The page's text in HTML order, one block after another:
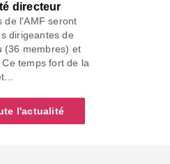
directeur
de l'AMF seront
dirigeantes de
(36 membres) et
temps fort de la
l'actualité